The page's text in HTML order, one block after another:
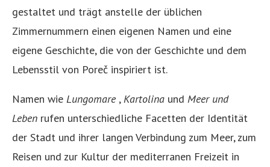
gestaltet und trägt anstelle der üblichen
Zimmernummern einen eigenen Namen und eine
eigene Geschichte, die von der Geschichte und dem
Lebensstil von Poreč inspiriert ist.
Namen wie Lungomare ,Kartolina und Meer und
Leben rufen unterschiedliche Facetten der Identität
der Stadt und ihrer langen Verbindung zum Meer, zum
Reisen und zur Kultur der mediterranen Freizeit in